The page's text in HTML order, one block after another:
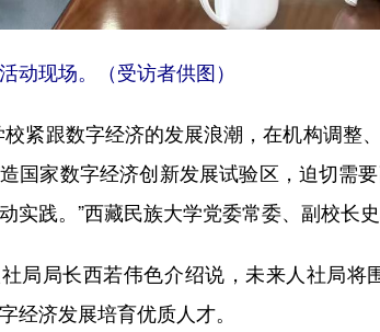
动现场。（受访者供图）
跟数字经济的发展浪潮，在机构调整
国家数字经济创新发展试验区，迫切需
实践。”西藏民族大学党委常委、副校长史
局长西若伟色介绍说，未来人社局将
经济发展培育优质人才。​